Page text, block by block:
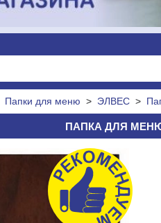
Папки для меню > ЭЛВЕС >
ПАПКА ДЛЯ МЕНЮ